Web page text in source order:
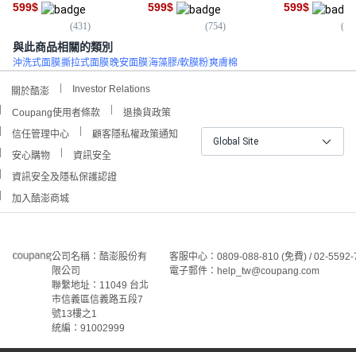
599$
(431)
膜
599$
(754)
盒 30ml
599$
(
與此商品相關的類別
沖洗式面膜撕拉式面膜晚安面膜海藻膠/軟膜粉爽膚棉
關於酷澎 Investor Relations
Coupang使用者條款
退換貨政策
信任管理中心
顧客隱私權政策通知
安心購物
資訊安全
資訊安全及隱私保護認證
加入酷澎商城
Global Site
公司名稱：酷澎股份有
限公司
聯繫地址：11049 台北
市信義區信義路五段7
號13樓之1
統編：91002999
客服中心：0809-088-810 (免費) / 02-
電子郵件：help_tw@coupang.com